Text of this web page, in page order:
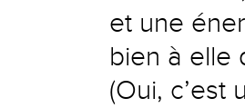
et une
bien à elle
(Oui, c’est